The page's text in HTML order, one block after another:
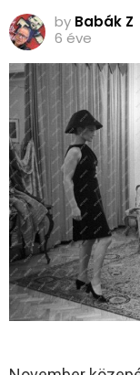
by Babák Z
6 éve